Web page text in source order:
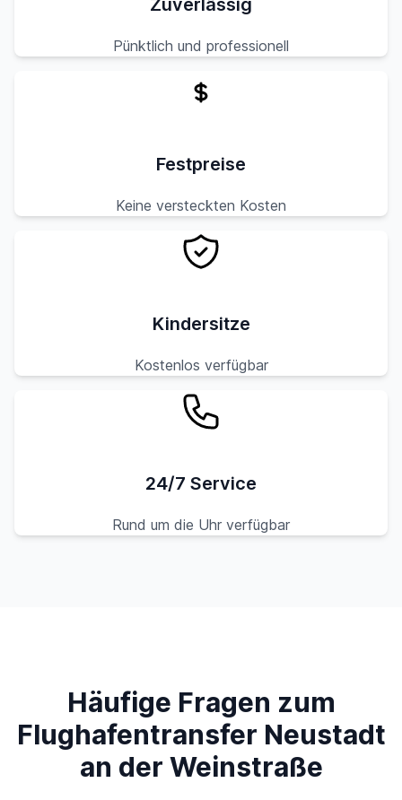
Pünktlich und professionell
Festpreise
Keine versteckten Kosten
Kindersitze
Kostenlos verfügbar
24/7 Service
Rund um die Uhr verfügbar
Häufige Fragen zum
Flughafentransfer Neustadt
an der Weinstraße